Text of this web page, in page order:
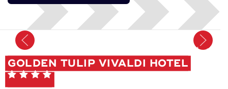
Onthoud
GOLDEN TULIP VIVALDI HOTEL